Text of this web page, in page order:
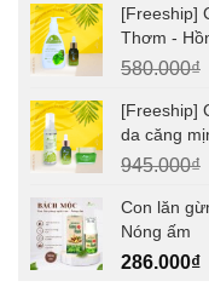
[Freeship]
Thơm -
580.000₫
[Freeship]
da căng
945.000₫
Con lăn
Nóng ấm
286.000₫